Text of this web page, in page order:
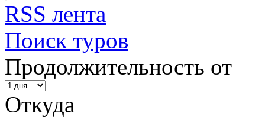
RSS лента
Поиск туров
Продолжительность от
Откуда